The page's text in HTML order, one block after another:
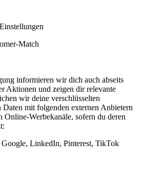
Match
informieren wir dich auch abseits
Aktionen und zeigen dir relevante
wir deine verschlüsselten
Daten mit folgenden externen Anbietern
Online-Werbekanäle, sofern du deren
LinkedIn, Pinterest, TikTok